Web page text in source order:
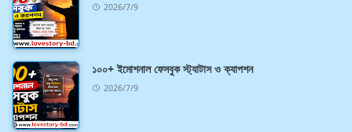
2026/7/9
১০০+ ইমোশনাল ফেসবুক স্ট্যাটাস ও ক্যাপশন
2026/7/9